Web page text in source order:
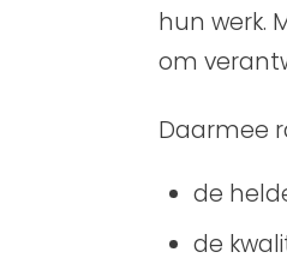
hun werk.
om
Daarmee
de
de